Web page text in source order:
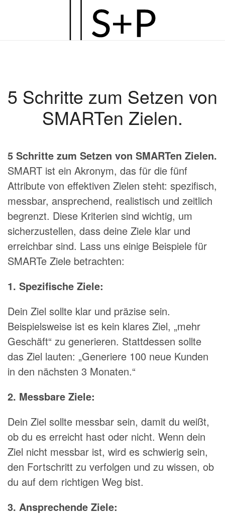
Hauptinhalt
5 Schritte zum Setzen von
SMARTen Zielen.
5 Schritte zum Setzen von SMARTen Zielen.
SMART ist ein Akronym, das für die fünf
Attribute von effektiven Zielen steht: spezifisch,
messbar, ansprechend, realistisch und zeitlich
begrenzt. Diese Kriterien sind wichtig, um
sicherzustellen, dass deine Ziele klar und
erreichbar sind. Lass uns einige Beispiele für
SMARTe Ziele betrachten:
1. Spezifische Ziele:
Dein Ziel sollte klar und präzise sein.
Beispielsweise ist es kein klares Ziel, „mehr
Geschäft“ zu generieren. Stattdessen sollte
das Ziel lauten: „Generiere 100 neue Kunden
in den nächsten 3 Monaten.“
2. Messbare Ziele:
Dein Ziel sollte messbar sein, damit du weißt,
ob du es erreicht hast oder nicht. Wenn dein
Ziel nicht messbar ist, wird es schwierig sein,
den Fortschritt zu verfolgen und zu wissen, ob
du auf dem richtigen Weg bist.
3. Ansprechende Ziele: